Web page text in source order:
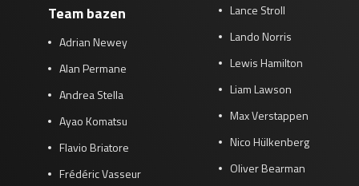
Team bazen
Adrian Newey
Alan Permane
Andrea Stella
Ayao Komatsu
Flavio Briatore
Frédéric Vasseur
Lance Stroll
Lando Norris
Lewis Hamilton
Liam Lawson
Max Verstappen
Nico Hülkenberg
Oliver Bearman